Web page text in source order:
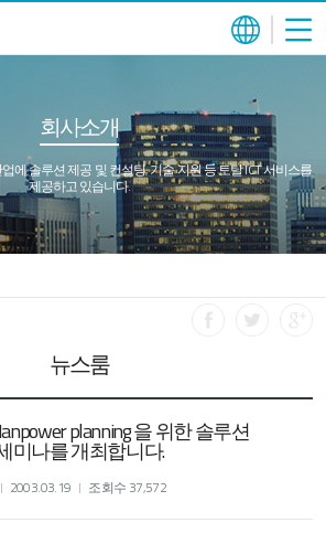
회사소개
에 솔루션 제공 및 컨설팅, 기술 지원 등 토탈 ICT 서비스를
제공하고 있습니다.
뉴스룸
planning 을 위한 솔루션
미나를 개최합니다.
2003.03.19 조회수 37,572